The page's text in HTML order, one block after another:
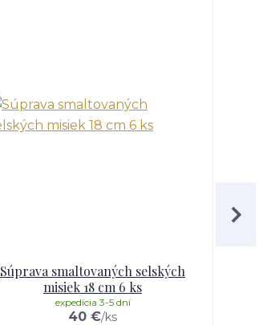
Súprava smaltovaných selských
misiek 18 cm 6 ks
40 €/ks
expedícia 3-5 dní